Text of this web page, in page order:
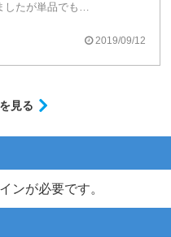
ベースリキッドで薄めて単品で吸いましたが単品でも十分おいしいです。15%濃度が一番おいしく感じました。においはフルーティーで、味はカクテルっぽい風味と甘味があり、少し酸味も感じられます。単品でもおいしいですがメンソールをすこし添加して吸うとフルーツガムのような味になってさっぱり感が強まり、これもまたおいしいです。この香料は買ってよかった！と感じました。
2019/09/12
見る
ンが必要です。